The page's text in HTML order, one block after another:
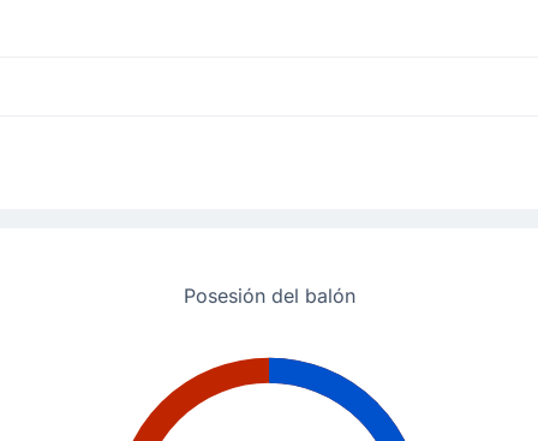
Posesión del balón